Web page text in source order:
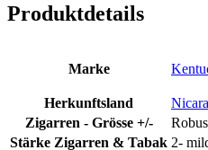
Produktdetails
Marke
Herkunftsland
Zigarren - Grösse +/-
Stärke Zigarren & Tabak 2-